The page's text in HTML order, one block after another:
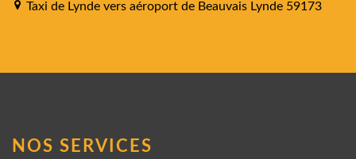
Taxi de Lynde vers aéroport de Beauvais Lynde 59173
NOS SERVICES